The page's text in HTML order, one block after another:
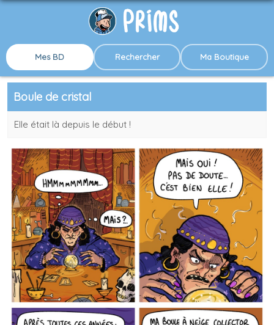
Mes BD Rechercher Ma Boutique
Boule de cristal
Elle était là depuis le début !